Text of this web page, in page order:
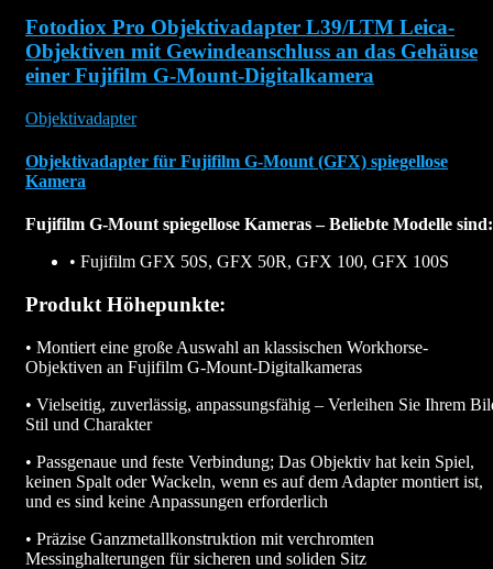
Fotodiox Pro Objektivadapter L39/LTM Leica-
Objektiven mit Gewindeanschluss an das Gehäuse
einer Fujifilm G-Mount-Digitalkamera
Objektivadapter
Objektivadapter für Fujifilm G-Mount (GFX) spiegellose
Kamera
Fujifilm G-Mount spiegellose Kameras – Beliebte Modelle sind:
• Fujifilm GFX 50S, GFX 50R, GFX 100, GFX 100S
Produkt Höhepunkte:
• Montiert eine große Auswahl an klassischen Workhorse-
Objektiven an Fujifilm G-Mount-Digitalkameras
• Vielseitig, zuverlässig, anpassungsfähig – Verleihen Sie Ihrem
Stil und Charakter
• Passgenaue und feste Verbindung; Das Objektiv hat kein Spiel,
keinen Spalt oder Wackeln, wenn es auf dem Adapter montiert ist,
und es sind keine Anpassungen erforderlich
• Präzise Ganzmetallkonstruktion mit verchromten
Messinghalterungen für sicheren und soliden Sitz